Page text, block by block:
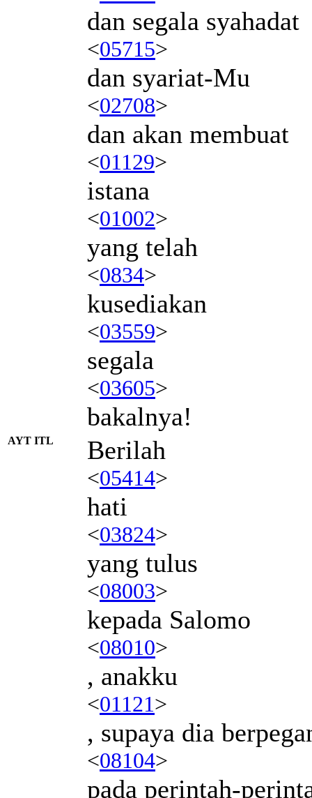
dan segala syahadat
<05715>
dan syariat-Mu
<02708>
dan akan membuat
<01129>
istana
<01002>
yang telah
<0834>
kusediakan
<03559>
segala
<03605>
bakalnya!
AYT ITL Berilah
<05414>
hati
<03824>
yang tulus
<08003>
kepada Salomo
<08010>
, anakku
<01121>
, supaya dia
<08104>
pada perintah-